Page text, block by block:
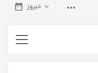
دیروز